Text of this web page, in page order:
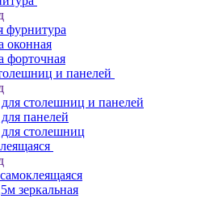
фурнитура
оконная
форточная
и панелей
столешниц и панелей
панелей
столешниц
зеркальная